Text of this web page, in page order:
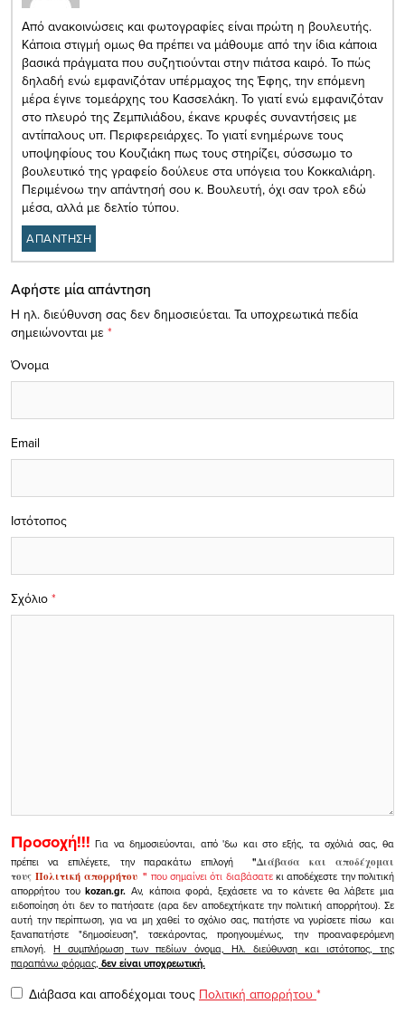
Aπό ανακοινώσεις και φωτογραφίες είναι πρώτη η βουλευτής.
Κάποια στιγμή ομως θα πρέπει να μάθουμε από την ίδια κάποια
βασικά πράγματα που συζητιούνται στην πιάτσα καιρό. Το πώς
δηλαδή ενώ εμφανιζόταν υπέρμαχος της Έφης, την επόμενη
μέρα έγινε τομεάρχης του Κασσελάκη. Το γιατί ενώ εμφανιζόταν
στο πλευρό της Ζεμπιλιάδου, έκανε κρυφές συναντήσεις με
αντίπαλους υπ. Περιφερειάρχες. Το γιατί ενημέρωνε τους
υποψηφίους του Κουζιάκη πως τους στηρίζει, σύσσωμο το
βουλευτικό της γραφείο δούλευε στα υπόγεια του Κοκκαλιάρη.
Περιμένοω την απάντησή σου κ. Βουλευτή, όχι σαν τρολ εδώ
μέσα, αλλά με δελτίο τύπου.
ΑΠΑΝΤΗΣΗ
Αφήστε μία απάντηση
Η ηλ. διεύθυνση σας δεν δημοσιεύεται. Τα υποχρεωτικά πεδία
σημειώνονται με *
Σχόλιο *
Όνομα
Email
Ιστότοπος
Προσοχή!!! Για να δημοσιεύονται, από 'δω και στο εξής, τα σχόλιά σας, θα
πρέπει να επιλέγετε, την παρακάτω επιλογή
"Διάβασα και αποδέχομαι
τουςΠολιτική απορρήτου" που σημαίνει ότι διαβάσατεκι αποδέχεστε την πολιτική
απορρήτου τουkozan.gr. Αν, κάποια φορά, ξεχάσετε να το κάνετε θα λάβετε μια
ειδοποίηση ότι δεν το πατήσατε (αρα δεν αποδεχτήκατε την πολιτική απορρήτου). Σε
αυτή την περίπτωση, για να μη χαθεί το σχόλιο σας, πατήστε να γυρίσετε πίσω και
ξαναπατήστε "δημοσίευση", τσεκάροντας, προηγουμένως, την προαναφερόμενη
επιλογή.Η συμπλήρωση των πεδίων όνομα, Ηλ. διεύθυνση και ιστότοπος, της
παραπάνω φόρμας, δεν είναι υποχρεωτική.
Διάβασα και αποδέχομαι τους Πολιτική απορρήτου *